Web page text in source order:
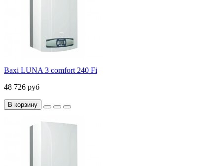
Baxi LUNA 3 comfort 240 Fi
48 726 руб
В корзину